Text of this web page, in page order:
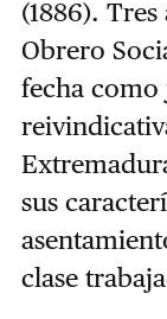
(1886).
Obrero
fecha
sus
clase